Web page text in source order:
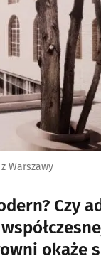
Warszawy
Czy
okaże